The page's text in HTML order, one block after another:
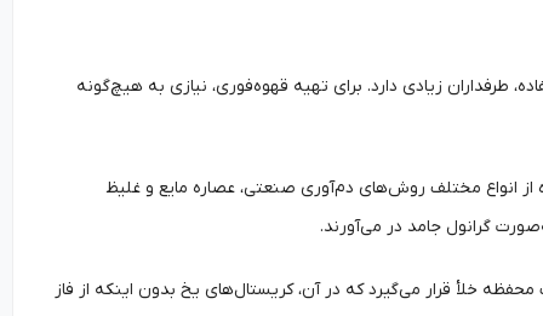
طرفداران زیادی دارد. برای تهیه قهوه‌فوری، نیازی به هیچ‌گونه
از انواع مختلف روش‌های دم‌آوری صنعتی، عصاره مایع و غلیظ
گرانول جامد در می‌آورند.
خلأ قرار می‌گیرد که در آن، کریستال‌های یخ بدون اینکه از فاز